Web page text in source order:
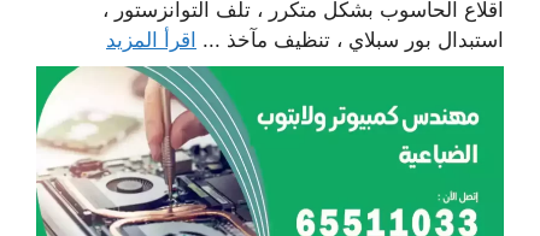
اقلاع الحاسوب بشكل متكرر ، تلف التوانزستور ،
استبدال بور سبلاي ، تنظيف مآخذ ... اقرأ المزيد